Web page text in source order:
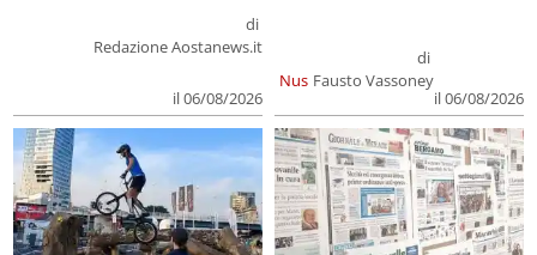
di
Redazione Aostanews.it
il 06/08/2026
Nus
di
Fausto Vassoney
il 06/08/2026